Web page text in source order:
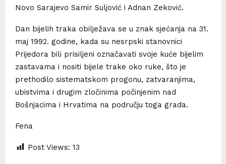
Novo Sarajevo Samir Suljović i Adnan Zeković.
Dan bijelih traka obilježava se u znak sjećanja na 31.
maj 1992. godine, kada su nesrpski stanovnici
Prijedora bili prisiljeni označavati svoje kuće bijelim
zastavama i nositi bijele trake oko ruke, što je
prethodilo sistematskom progonu, zatvaranjima,
ubistvima i drugim zločinima počinjenim nad
Bošnjacima i Hrvatima na području toga grada.
Fena
Post Views: 13